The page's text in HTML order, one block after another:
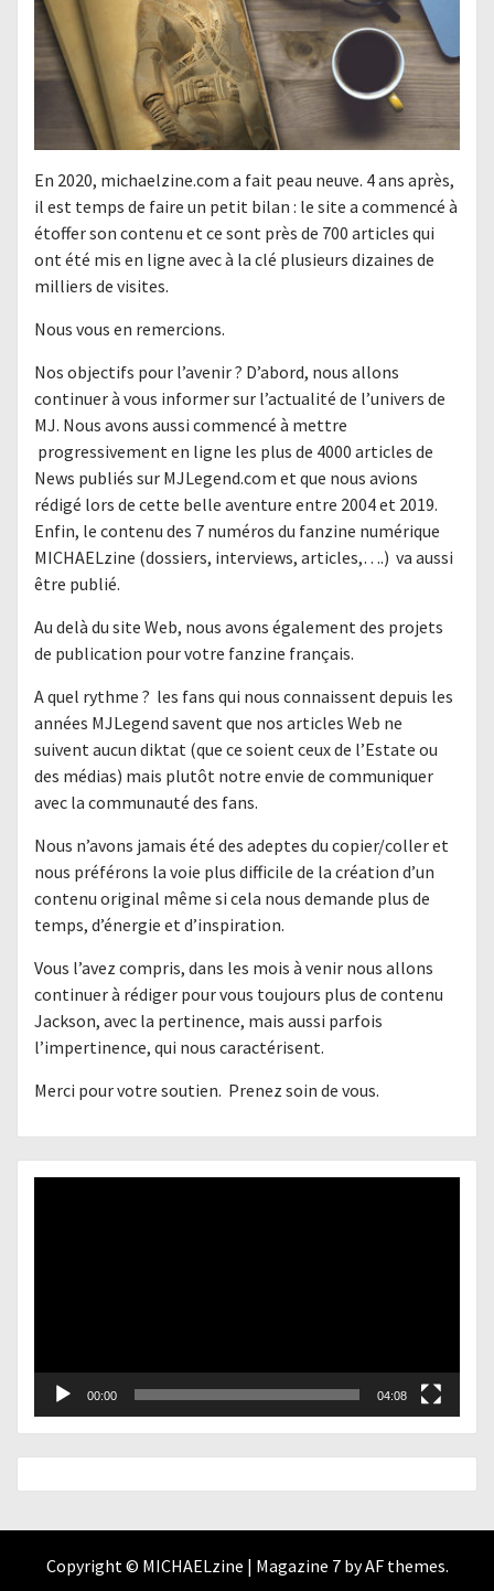
En 2020, michaelzine.com a fait peau neuve. 4 ans après,
il est temps de faire un petit bilan : le site a commencé à
étoffer son contenu et ce sont près de 700 articles qui
ont été mis en ligne avec à la clé plusieurs dizaines de
milliers de visites.
Nous vous en remercions.
Nos objectifs pour l’avenir ? D’abord, nous allons
continuer à vous informer sur l’actualité de l’univers de
MJ. Nous avons aussi commencé à mettre
progressivement en ligne les plus de 4000 articles de
News publiés sur MJLegend.com et que nous avions
rédigé lors de cette belle aventure entre 2004 et 2019.
Enfin, le contenu des 7 numéros du fanzine numérique
MICHAELzine (dossiers, interviews, articles,….) va aussi
être publié.
Au delà du site Web, nous avons également des projets
de publication pour votre fanzine français.
A quel rythme ? les fans qui nous connaissent depuis les
années MJLegend savent que nos articles Web ne
suivent aucun diktat (que ce soient ceux de l’Estate ou
des médias) mais plutôt notre envie de communiquer
avec la communauté des fans.
Nous n’avons jamais été des adeptes du copier/coller et
nous préférons la voie plus difficile de la création d’un
contenu original même si cela nous demande plus de
temps, d’énergie et d’inspiration.
Vous l’avez compris, dans les mois à venir nous allons
continuer à rédiger pour vous toujours plus de contenu
Jackson, avec la pertinence, mais aussi parfois
l’impertinence, qui nous caractérisent.
Merci pour votre soutien. Prenez soin de vous.
00:00 04:08
Copyright © MICHAELzine | Magazine 7by AF themes.